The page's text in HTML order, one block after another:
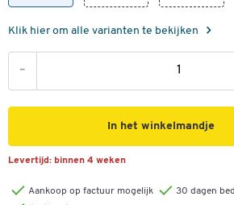
Klik hier om alle varianten te bekijken
-
In het winkelmandje
Levertijd: binnen 4 weken
Aankoop op factuur mogelijk
30 dagen